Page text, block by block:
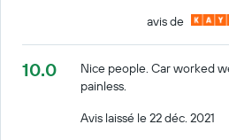
avis de
10.0
Nice people. Car worked
painless.
Avis laissé le 22 déc. 2021